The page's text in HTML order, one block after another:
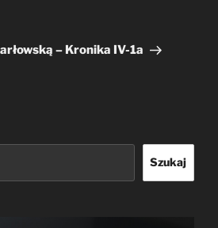
– Kronika IV-1a
Szukaj